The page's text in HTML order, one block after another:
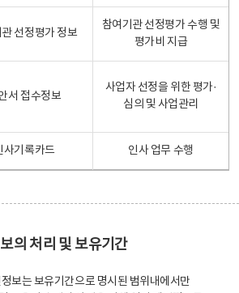
선정평가 정보
참여기관 선정평가 수행 및
평가비 지급
서 접수정보
사업자 선정을 위한 평가·
심의 및 사업관리
사기록카드 인사 업무 수행
의 처리 및 보유기간
보는 보유기간으로 명시된 범위내에서만